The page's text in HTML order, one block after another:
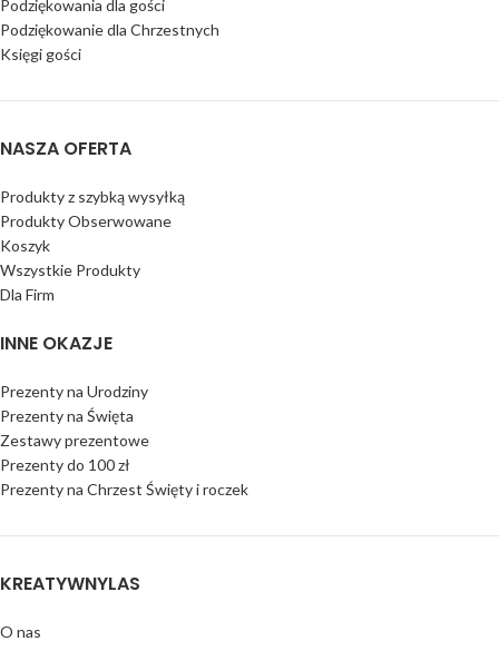
Podziękowania dla gości
Podziękowanie dla Chrzestnych
Księgi gości
NASZA OFERTA
Produkty z szybką wysyłką
Produkty Obserwowane
Koszyk
Wszystkie Produkty
Dla Firm
INNE OKAZJE
Prezenty na Urodziny
Prezenty na Święta
Zestawy prezentowe
Prezenty do 100 zł
Prezenty na Chrzest Święty i roczek
KREATYWNYLAS
O nas